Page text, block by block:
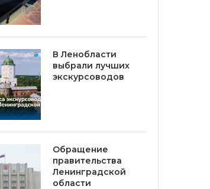
В Ленобласти
выбрали лучших
экскурсоводов
Обращение
правительства
Ленинградской
области